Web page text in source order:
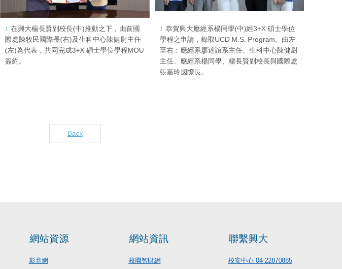
在興大楊長賢副校長(中)推動之下，由前國
際處陳牧民國際長(右)及生科中心陳健尉主任
(左)為代表，共同完成3+X 碩士學位學程MOU
簽約。
恭賀興大應經系楊同學(中)經3+X 碩士學位
學程之申請，錄取UCD M.S. Program。由左
至右：應經系廖述誼系主任、生科中心陳健尉
主任、應經系楊同學、楊長賢副校長與國際處
張嘉玲國際長。
Back
網站資源
影音網
網站資訊
校園智財網
聯繫興大
校安中心 04-22870885